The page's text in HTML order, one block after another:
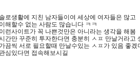
솔로생활에 지친 남자들이여 세상에 여자들은 많고
이해할수 없는 사람도 많습니다 ㅋㅋ
이런사이트가 꼭 나쁜것만은 아니라는 생각을 해봄
간만 꾸준히 투자한다면 충분히 ㅅㅍ 만날거라고
가끔씩 서로 필요할때 만날수있는 ㅅㅍ가 있음 좋겠
관심있다면 접속해보시길